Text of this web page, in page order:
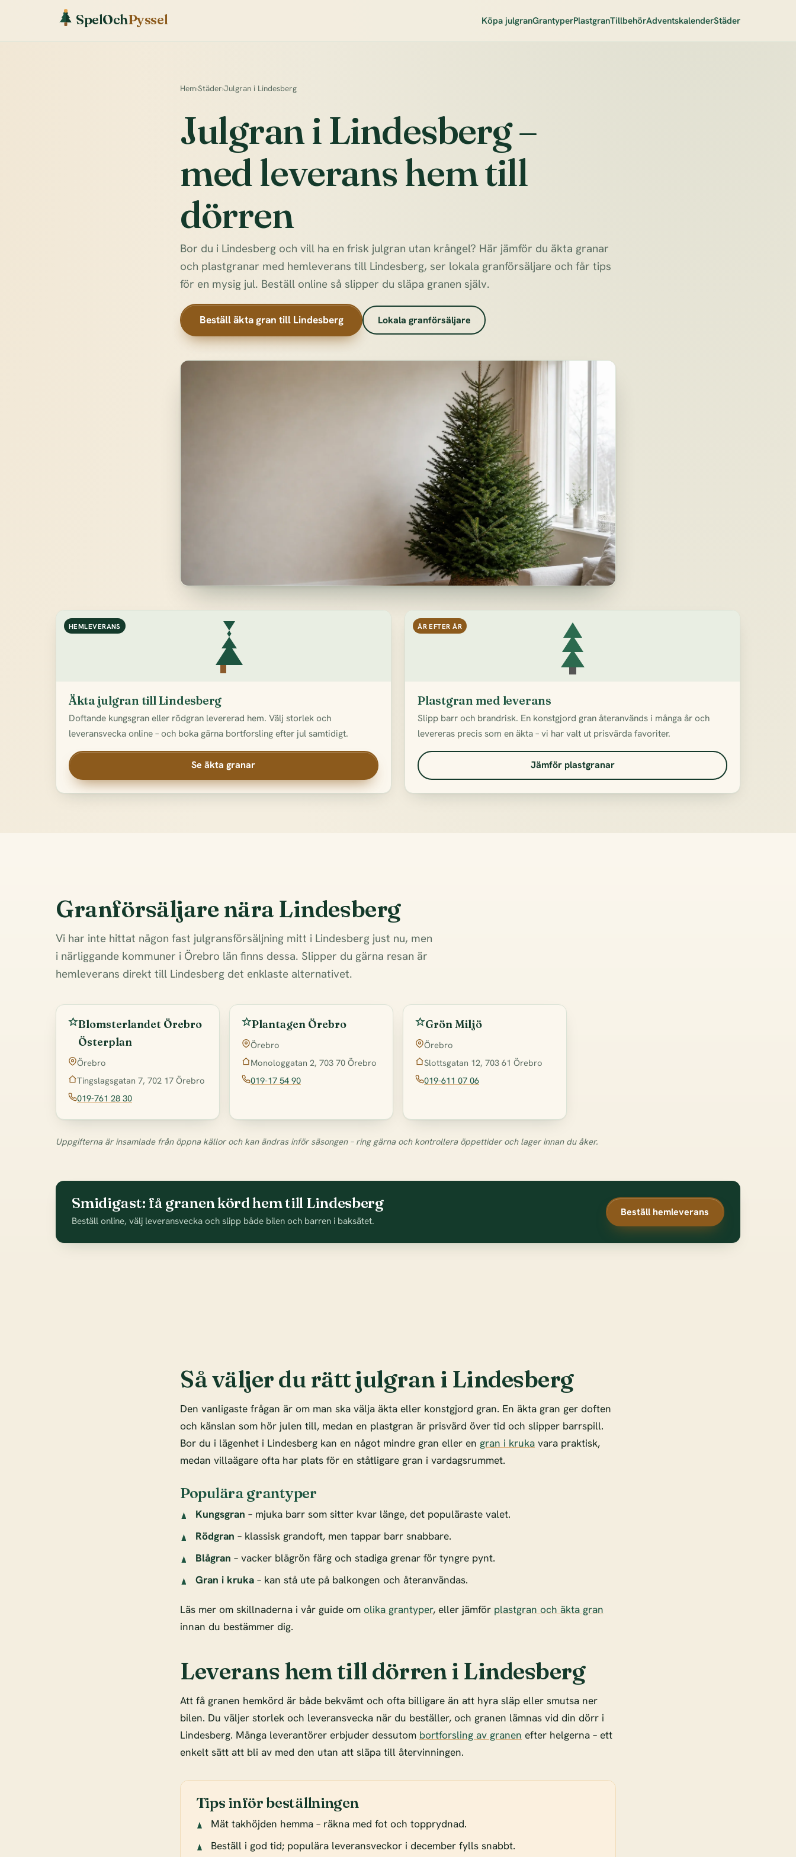
SpelOchPyssel Köpa julgranGrantyperPlastgranTillbehörAdventskalenderStäder
Hem›Städer›Julgran i Lindesberg
Julgran i Lindesberg –
med leverans hem till
dörren
Bor du i Lindesberg och vill ha en frisk julgran utan krångel? Här jämför du äkta granar
och plastgranar med hemleverans till Lindesberg, ser lokala granförsäljare och får tips
för en mysig jul. Beställ online så slipper du släpa granen själv.
Beställ äkta gran till Lindesberg Lokala granförsäljare
HEMLEVERANS
Äkta julgran till Lindesberg
Doftande kungsgran eller rödgran levererad hem. Välj storlek och
leveransvecka online – och boka gärna bortforsling efter jul samtidigt.
Se äkta granar
ÅR EFTER ÅR
Plastgran med leverans
Slipp barr och brandrisk. En konstgjord gran återanvänds i många år och
levereras precis som en äkta – vi har valt ut prisvärda favoriter.
Jämför plastgranar
Granförsäljare nära Lindesberg
Vi har inte hittat någon fast julgransförsäljning mitt i Lindesberg just nu, men
i närliggande kommuner i Örebro län finns dessa. Slipper du gärna resan är
hemleverans direkt till Lindesberg det enklaste alternativet.
Blomsterlandet Örebro
Österplan
Örebro
Tingslagsgatan 7, 702 17 Örebro
019-761 28 30
Plantagen Örebro
Örebro
Monologgatan 2, 703 70 Örebro
019-17 54 90
Grön Miljö
Örebro
Slottsgatan 12, 703 61 Örebro
019-611 07 06
Uppgifterna är insamlade från öppna källor och kan ändras inför säsongen – ring gärna och kontrollera öppettider och lager innan du åker.
Smidigast: få granen körd hem till Lindesberg
Beställ online, välj leveransvecka och slipp både bilen och barren i baksätet.
Beställ hemleverans
Så väljer du rätt julgran i Lindesberg
Den vanligaste frågan är om man ska välja äkta eller konstgjord gran. En äkta gran ger doften
och känslan som hör julen till, medan en plastgran är prisvärd över tid och slipper barrspill.
Bor du i lägenhet i Lindesberg kan en något mindre gran eller en gran i kruka vara praktisk,
medan villaägare ofta har plats för en ståtligare gran i vardagsrummet.
Populära grantyper
Kungsgran – mjuka barr som sitter kvar länge, det populäraste valet.
Rödgran – klassisk grandoft, men tappar barr snabbare.
Blågran – vacker blågrön färg och stadiga grenar för tyngre pynt.
Gran i kruka– kan stå ute på balkongen och återanvändas.
Läs mer om skillnaderna i vår guide om olika grantyper, eller jämför plastgran och äkta gran
innan du bestämmer dig.
Leverans hem till dörren i Lindesberg
Att få granen hemkörd är både bekvämt och ofta billigare än att hyra släp eller smutsa ner
bilen. Du väljer storlek och leveransvecka när du beställer, och granen lämnas vid din dörr i
Lindesberg. Många leverantörer erbjuder dessutom bortforsling av granen efter helgerna – ett
enkelt sätt att bli av med den utan att släpa till återvinningen.
Tips inför beställningen
Mät takhöjden hemma – räkna med fot och topprydnad.
Beställ i god tid; populära leveransveckor i december fylls snabbt.